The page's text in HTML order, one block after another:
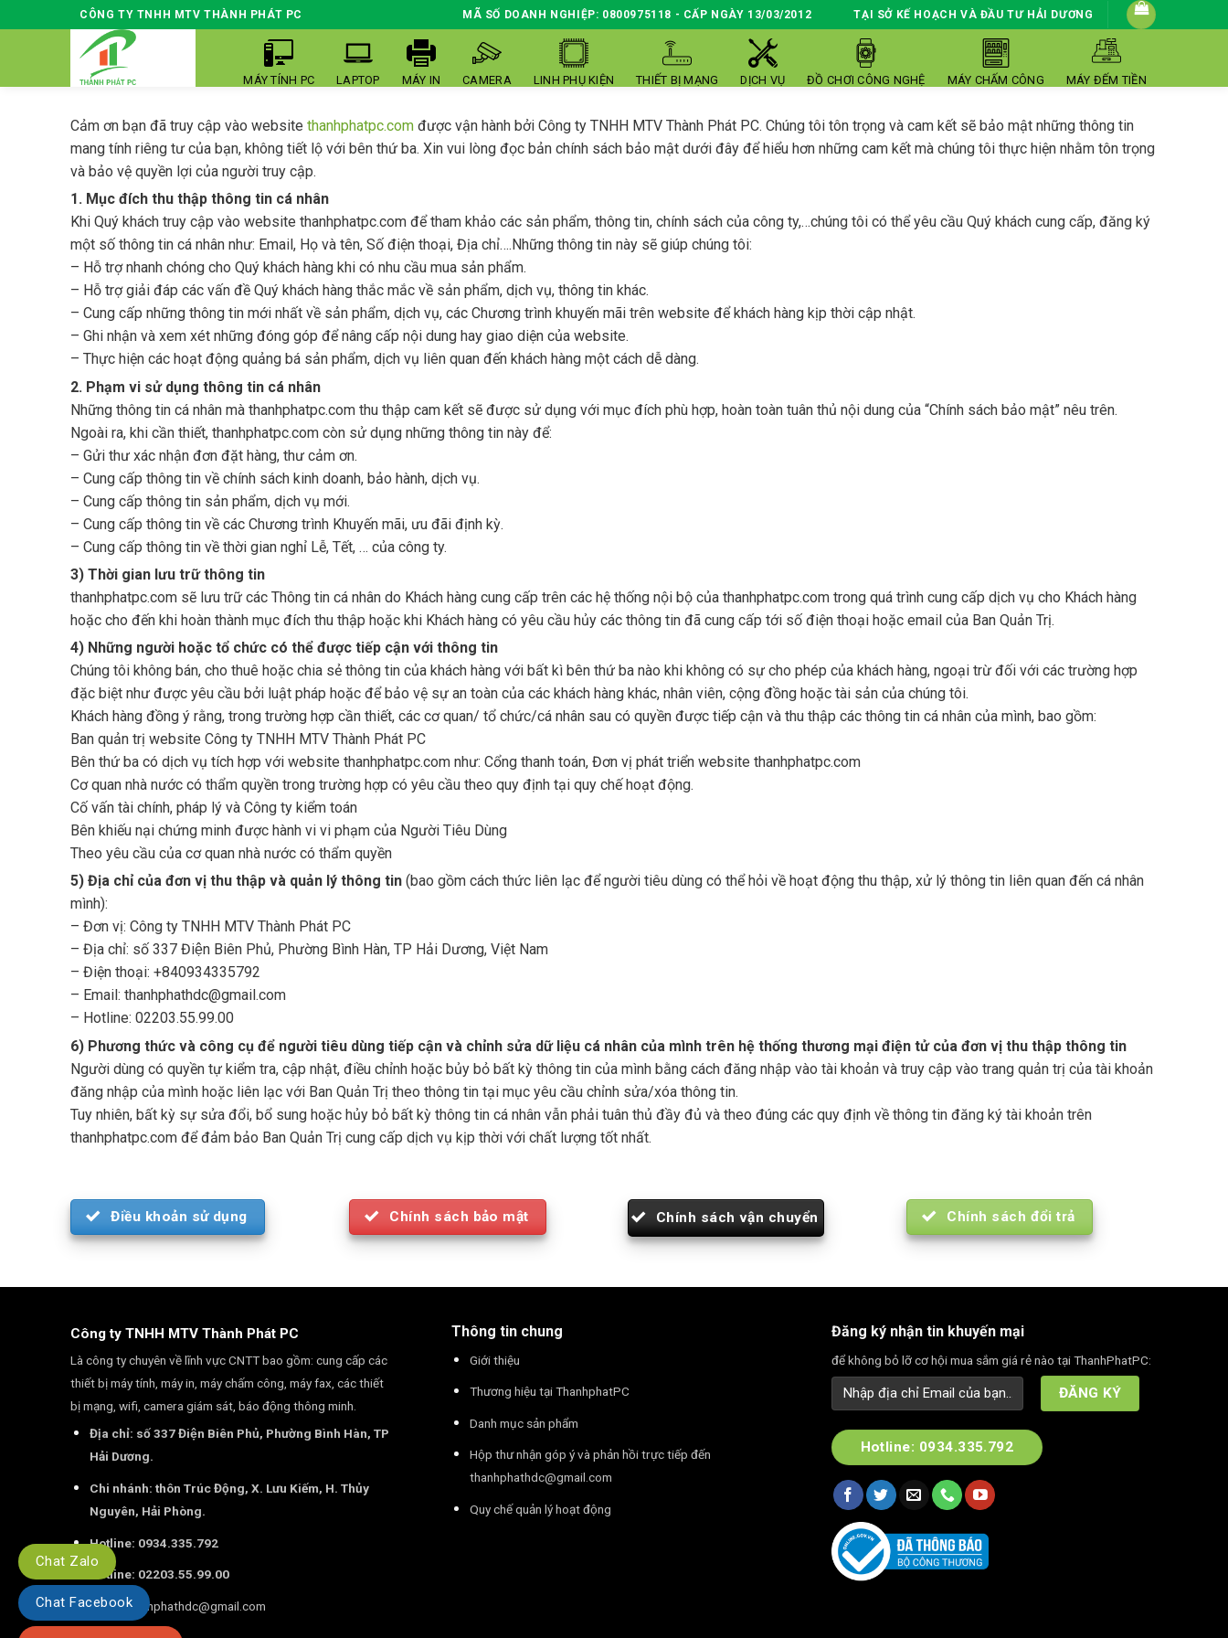
to
CÔNG TY TNHH MTV THÀNH PHÁT PC MÃ SỐ DOANH NGHIỆP: 0800975118 - CẤP NGÀY 13/03/2012 TẠI SỞ KẾ HOẠCH VÀ ĐẦU TƯ HẢI DƯƠNG
MÁY TÍNH PC LAPTOP MÁY IN CAMERA LINH PHỤ KIỆN THIẾT BỊ MẠNG DỊCH VỤ ĐỒ CHƠI CÔNG NGHỆ MÁY CHẤM CÔNG MÁY ĐẾM TIỀN
Cảm ơn bạn đã truy cập vào website thanhphatpc.com được vận hành bởi Công ty TNHH MTV Thành Phát PC. Chúng tôi tôn trọng và cam kết sẽ bảo mật những thông tin
mang tính riêng tư của bạn, không tiết lộ với bên thứ ba. Xin vui lòng đọc bản chính sách bảo mật dưới đây để hiểu hơn những cam kết mà chúng tôi thực hiện nhằm tôn trọng
và bảo vệ quyền lợi của người truy cập.
1. Mục đích thu thập thông tin cá nhân
Khi Quý khách truy cập vào website thanhphatpc.com để tham khảo các sản phẩm, thông tin, chính sách của công ty,…chúng tôi có thể yêu cầu Quý khách cung cấp, đăng ký
một số thông tin cá nhân như: Email, Họ và tên, Số điện thoại, Địa chỉ….Những thông tin này sẽ giúp chúng tôi:
– Hỗ trợ nhanh chóng cho Quý khách hàng khi có nhu cầu mua sản phẩm.
– Hỗ trợ giải đáp các vấn đề Quý khách hàng thắc mắc về sản phẩm, dịch vụ, thông tin khác.
– Cung cấp những thông tin mới nhất về sản phẩm, dịch vụ, các Chương trình khuyến mãi trên website để khách hàng kịp thời cập nhật.
– Ghi nhận và xem xét những đóng góp để nâng cấp nội dung hay giao diện của website.
– Thực hiện các hoạt động quảng bá sản phẩm, dịch vụ liên quan đến khách hàng một cách dễ dàng.
2. Phạm vi sử dụng thông tin cá nhân
Những thông tin cá nhân mà thanhphatpc.com thu thập cam kết sẽ được sử dụng với mục đích phù hợp, hoàn toàn tuân thủ nội dung của “Chính sách bảo mật” nêu trên.
Ngoài ra, khi cần thiết, thanhphatpc.com còn sử dụng những thông tin này để:
– Gửi thư xác nhận đơn đặt hàng, thư cảm ơn.
– Cung cấp thông tin về chính sách kinh doanh, bảo hành, dịch vụ.
– Cung cấp thông tin sản phẩm, dịch vụ mới.
– Cung cấp thông tin về các Chương trình Khuyến mãi, ưu đãi định kỳ.
– Cung cấp thông tin về thời gian nghỉ Lễ, Tết, … của công ty.
3) Thời gian lưu trữ thông tin
thanhphatpc.com sẽ lưu trữ các Thông tin cá nhân do Khách hàng cung cấp trên các hệ thống nội bộ của thanhphatpc.com trong quá trình cung cấp dịch vụ cho Khách hàng
hoặc cho đến khi hoàn thành mục đích thu thập hoặc khi Khách hàng có yêu cầu hủy các thông tin đã cung cấp tới số điện thoại hoặc email của Ban Quản Trị.
4) Những người hoặc tổ chức có thể được tiếp cận với thông tin
Chúng tôi không bán, cho thuê hoặc chia sẻ thông tin của khách hàng với bất kì bên thứ ba nào khi không có sự cho phép của khách hàng, ngoại trừ đối với các trường hợp
đặc biệt như được yêu cầu bởi luật pháp hoặc để bảo vệ sự an toàn của các khách hàng khác, nhân viên, cộng đồng hoặc tài sản của chúng tôi.
Khách hàng đồng ý rằng, trong trường hợp cần thiết, các cơ quan/ tổ chức/cá nhân sau có quyền được tiếp cận và thu thập các thông tin cá nhân của mình, bao gồm:
Ban quản trị website Công ty TNHH MTV Thành Phát PC
Bên thứ ba có dịch vụ tích hợp với website thanhphatpc.com như: Cổng thanh toán, Đơn vị phát triển website thanhphatpc.com
Cơ quan nhà nước có thẩm quyền trong trường hợp có yêu cầu theo quy định tại quy chế hoạt động.
Cố vấn tài chính, pháp lý và Công ty kiểm toán
Bên khiếu nại chứng minh được hành vi vi phạm của Người Tiêu Dùng
Theo yêu cầu của cơ quan nhà nước có thẩm quyền
5) Địa chỉ của đơn vị thu thập và quản lý thông tin (bao gồm cách thức liên lạc để người tiêu dùng có thể hỏi về hoạt động thu thập, xử lý thông tin liên quan đến cá nhân
mình):
– Đơn vị: Công ty TNHH MTV Thành Phát PC
– Địa chỉ: số 337 Điện Biên Phủ, Phường Bình Hàn, TP Hải Dương, Việt Nam
– Điện thoại: +840934335792
– Email: thanhphathdc@gmail.com
– Hotline: 02203.55.99.00
6) Phương thức và công cụ để người tiêu dùng tiếp cận và chỉnh sửa dữ liệu cá nhân của mình trên hệ thống thương mại điện tử của đơn vị thu thập thông tin
Người dùng có quyền tự kiểm tra, cập nhật, điều chỉnh hoặc bủy bỏ bất kỳ thông tin của mình bằng cách đăng nhập vào tài khoản và truy cập vào trang quản trị của tài khoản
đăng nhập của mình hoặc liên lạc với Ban Quản Trị theo thông tin tại mục yêu cầu chỉnh sửa/xóa thông tin.
Tuy nhiên, bất kỳ sự sửa đổi, bổ sung hoặc hủy bỏ bất kỳ thông tin cá nhân vẫn phải tuân thủ đầy đủ và theo đúng các quy định về thông tin đăng ký tài khoản trên
thanhphatpc.com để đảm bảo Ban Quản Trị cung cấp dịch vụ kịp thời với chất lượng tốt nhất.
Điều khoản sử dụng Chính sách bảo mật Chính sách vận chuyển Chính sách đổi trả
Công ty TNHH MTV Thành Phát PC
Là công ty chuyên về lĩnh vực CNTT bao gồm: cung cấp các
thiết bị máy tính, máy in, máy chấm công, máy fax, các thiết
bị mạng, wifi, camera giám sát, báo động thông minh.
Địa chỉ: số 337 Điện Biên Phủ, Phường Bình Hàn, TP
Hải Dương.
Chi nhánh: thôn Trúc Động, X. Lưu Kiếm, H. Thủy
Nguyên, Hải Phòng.
Hotline: 0934.335.792
Hotline: 02203.55.99.00
Email:thanhphathdc@gmail.com
Thông tin chung
Giới thiệu
Thương hiệu tại ThanhphatPC
Danh mục sản phẩm
Hộp thư nhận góp ý và phản hồi trực tiếp đến
thanhphathdc@gmail.com
Quy chế quản lý hoạt động
Đăng ký nhận tin khuyến mại
để không bỏ lỡ cơ hội mua sắm giá rẻ nào tại ThanhPhatPC:
Hotline: 0934.335.792
Chat Zalo
Chat Facebook